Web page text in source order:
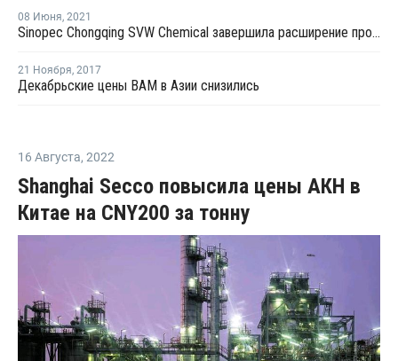
08 Июня, 2021
Sinopec Chongqing SVW Chemical завершила расширение производства сополимеров этилена винилацетата в Китае
21 Ноября, 2017
Декабрьские цены ВАМ в Азии снизились
16 Августа, 2022
Shanghai Secco повысила цены АКН в
Китае на CNY200 за тонну